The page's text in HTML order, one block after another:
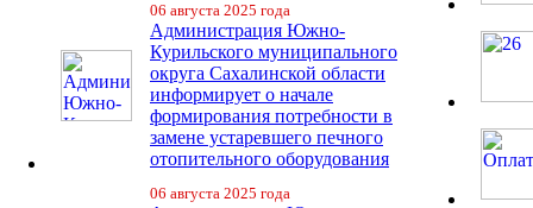
06 августа 2025 года
Администрация Южно-
Курильского муниципального
округа Сахалинской области
информирует о начале
формирования потребности в
замене устаревшего печного
отопительного оборудования
06 августа 2025 года